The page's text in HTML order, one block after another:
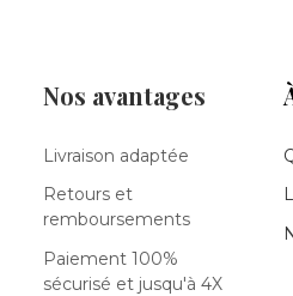
Nos avantages
Livraison adaptée
Retours et
remboursements
Paiement 100%
sécurisé et jusqu'à 4X